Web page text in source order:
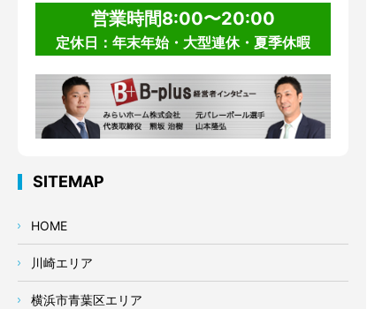
営業時間8:00〜20:00
定休日：年末年始・大型連休・夏季休暇
SITEMAP
HOME
川崎エリア
横浜市青葉区エリア